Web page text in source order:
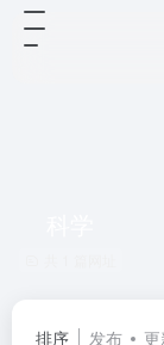
排序 发布